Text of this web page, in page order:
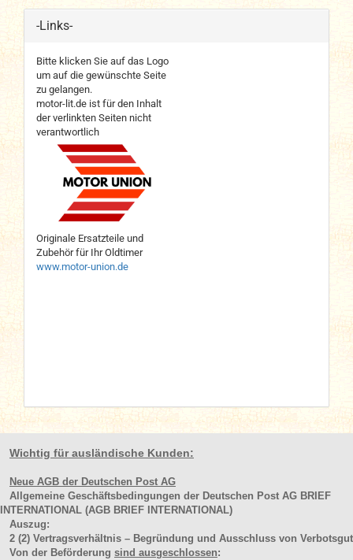
-Links-
Bitte klicken Sie auf das Logo
um auf die gewünschte Seite
zu gelangen.
motor-lit.de ist für den Inhalt
der verlinkten Seiten nicht
verantwortlich
Originale Ersatzteile und
Zubehör für Ihr Oldtimer
www.motor-union.de
Wichtig für ausländische Kunden:
Neue AGB der Deutschen Post AG
Allgemeine Geschäftsbedingungen der Deutschen Post AG BRIEF
INTERNATIONAL (AGB BRIEF INTERNATIONAL)
Auszug:
2 (2) Vertragsverhältnis – Begründung und Ausschluss von Verbotsgut
Von der Beförderung sind ausgeschlossen: